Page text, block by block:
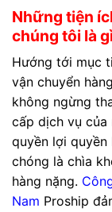
Những tiện
chúng tôi là
Hướng tới mục
vận chuyển
không ngừng
cấp dịch vụ của
quyền lợi quyền
chóng là chìa
hàng nặng.
Nam Proship